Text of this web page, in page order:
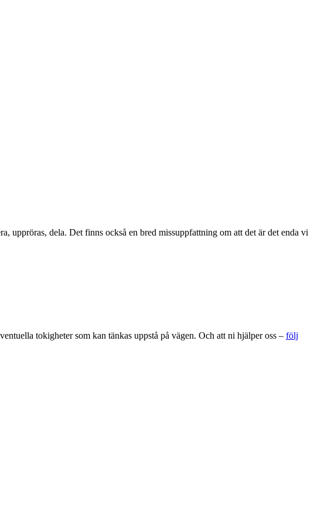
uppröras, dela. Det finns också en bred missuppfattning om att det är det enda vi
tokigheter som kan tänkas uppstå på vägen. Och att ni hjälper oss – följ